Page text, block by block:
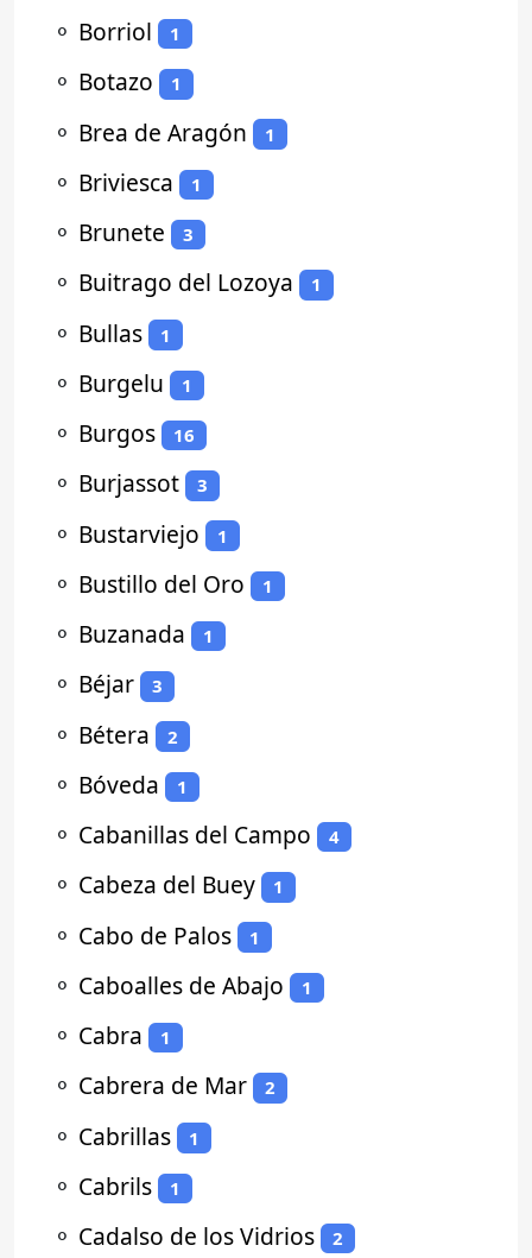
⚬ Borriol 1
⚬ Botazo 1
⚬ Brea de Aragón 1
⚬ Briviesca 1
⚬ Brunete 3
⚬ Buitrago del Lozoya 1
⚬ Bullas 1
⚬ Burgelu 1
⚬ Burgos 16
⚬ Burjassot 3
⚬ Bustarviejo 1
⚬ Bustillo del Oro 1
⚬ Buzanada 1
⚬ Béjar 3
⚬ Bétera 2
⚬ Bóveda 1
⚬ Cabanillas del Campo 4
⚬ Cabeza del Buey 1
⚬ Cabo de Palos 1
⚬ Caboalles de Abajo 1
⚬ Cabra 1
⚬ Cabrera de Mar 2
⚬ Cabrillas 1
⚬ Cabrils 1
⚬ Cadalso de los Vidrios 2